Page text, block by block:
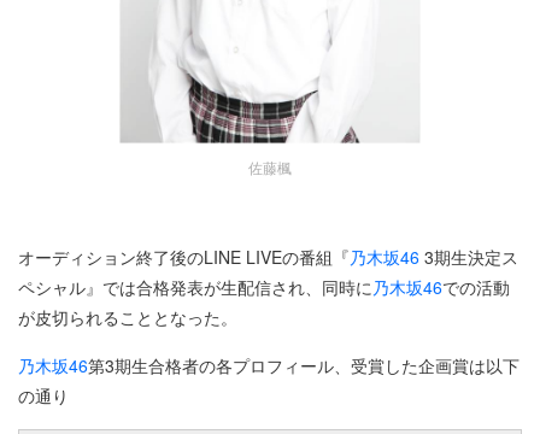
佐藤楓
オーディション終了後のLINE LIVEの番組『乃木坂46 3期生決定ス
ペシャル』では合格発表が生配信され、同時に 乃木坂46での活動
が皮切られることとなった。
乃木坂46第3期生合格者の各プロフィール、受賞した企画賞は以下
の通り